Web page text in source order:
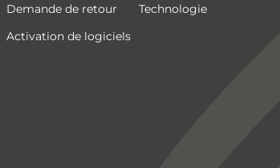
Demande de retour
Activation de logiciels
Technologie